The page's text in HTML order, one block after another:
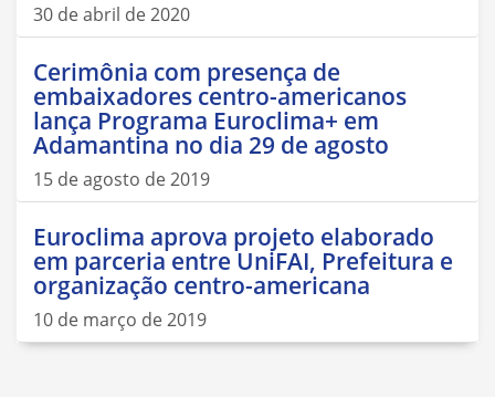
30 de abril de 2020
Cerimônia com presença de
embaixadores centro-americanos
lança Programa Euroclima+ em
Adamantina no dia 29 de agosto
15 de agosto de 2019
Euroclima aprova projeto elaborado
em parceria entre UniFAI, Prefeitura e
organização centro-americana
10 de março de 2019